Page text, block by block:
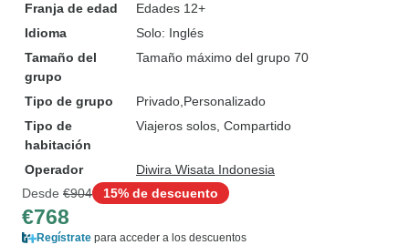
Franja de edad
Edades 12+
Idioma
Solo: Inglés
Tamaño del
grupo
Tamaño máximo del grupo 70
Tipo de grupo Privado Personalizado
Tipo de
habitación
Viajeros solos, Compartido
Operador
Diwira Wisata Indonesia
Desde €904 15% de descuento
€768
Regístrate para acceder a los descuentos